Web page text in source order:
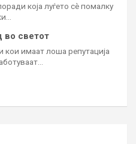
која луѓето сè помалку
во светот
кои имаат лоша репутација